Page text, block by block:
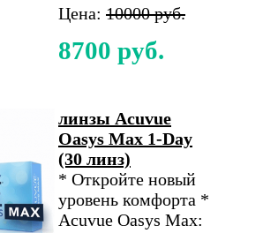
Цена: 10000 руб.
8700 руб.
линзы Acuvue
Oasys Max 1-Day
(30 линз)
* Откройте новый
уровень комфорта *
Acuvue Oasys Max: